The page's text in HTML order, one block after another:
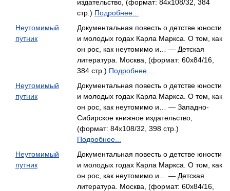
издательство, (формат: 84x108/32, 384
стр.) Подробнее...
Неутомимый
путник
Документальная повесть о детстве юности
и молодых годах Карла Маркса. О том, как
он рос, как неутомимо и… — Детская
литература. Москва, (формат: 60x84/16,
384 стр.) Подробнее...
Неутомимый
путник
Документальная повесть о детстве юности
и молодых годах Карла Маркса. О том, как
он рос, как неутомимо и… — Западно-
Сибирское книжное издательство,
(формат: 84x108/32, 398 стр.)
Подробнее...
Неутомимый
путник
Документальная повесть о детстве юности
и молодых годах Карла Маркса. О том, как
он рос, как неутомимо и… — Детская
литература. Москва, (формат: 60x84/16,